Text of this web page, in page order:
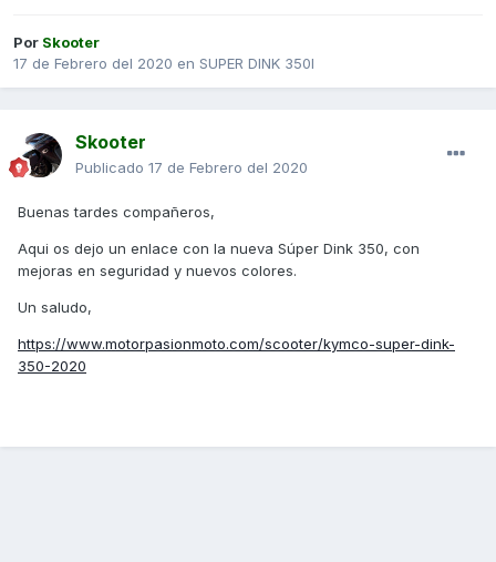
Por Skooter
17 de Febrero del 2020 en SUPER DINK 350I
Skooter
Publicado 17 de Febrero del 2020
Buenas tardes compañeros,
Aqui os dejo un enlace con la nueva Súper Dink 350, con
mejoras en seguridad y nuevos colores.
Un saludo,
https://www.motorpasionmoto.com/scooter/kymco-super-dink-
350-2020